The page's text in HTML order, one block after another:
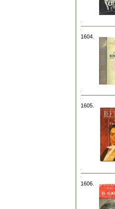
1604.
1605.
1606.